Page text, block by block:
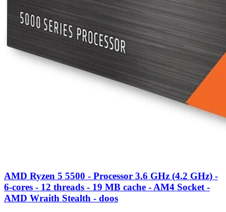
AMD Ryzen 5 5500 - Processor 3.6 GHz (4.2 GHz) -
6-cores - 12 threads - 19 MB cache - AM4 Socket -
AMD Wraith Stealth - doos